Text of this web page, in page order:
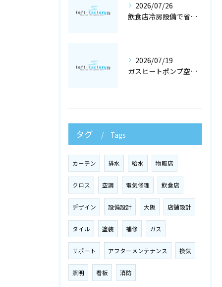
2026/07/26
飲食店冷房設備で省エネと快適を両立する冷暖房工事と空調設備選定の店舗設計術
2026/07/19
ガスヒートポンプ空調で冷暖房工事と空調設備を最適化する店舗設計ガイド
タグ Tags
カーテン 排水 給水 物販店
クロス 空調 電気修理 飲食店
デザイン 設備設計 大阪 店舗設計
タイル 塗装 補修 ガス
サポート アフターメンテナンス 換気
照明 看板 消防